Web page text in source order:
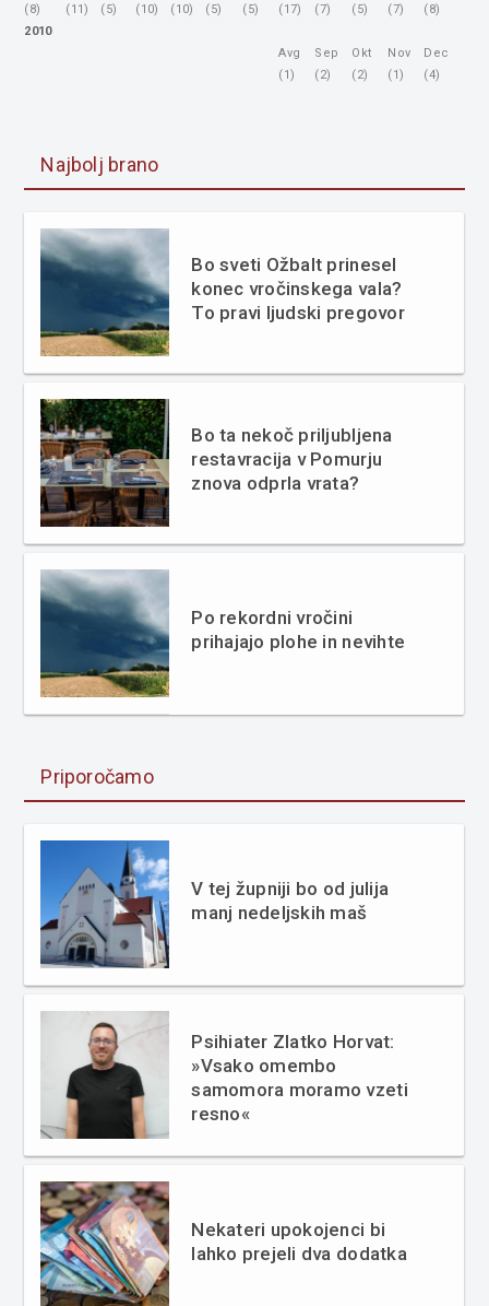
(8)
(11)
(5)
(10)
(10)
(5)
(5)
(17)
(7)
(5)
(7)
(8)
2010
Avg
(1)
Sep
(2)
Okt
(2)
Nov
(1)
Dec
(4)
Najbolj brano
Bo sveti Ožbalt prinesel
konec vročinskega vala?
To pravi ljudski pregovor
Bo ta nekoč priljubljena
restavracija v Pomurju
znova odprla vrata?
Po rekordni vročini
prihajajo plohe in nevihte
Priporočamo
V tej župniji bo od julija
manj nedeljskih maš
Psihiater Zlatko Horvat:
»Vsako omembo
samomora moramo vzeti
resno«
Nekateri upokojenci bi
lahko prejeli dva dodatka